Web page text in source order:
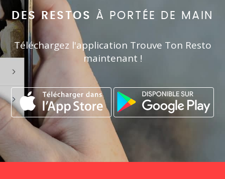
DES RESTOS À PORTÉE DE MAIN
Téléchargez l'application Trouve Ton Resto
maintenant !